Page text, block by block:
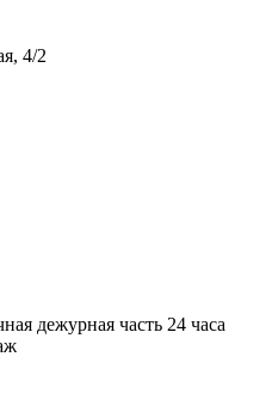
4/2
дежурная часть 24 часа